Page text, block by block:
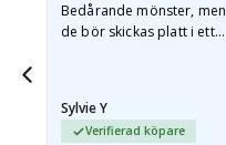
Bedårande mönster, men
de bör skickas platt i ett
Sylvie Y
Verifierad köpare